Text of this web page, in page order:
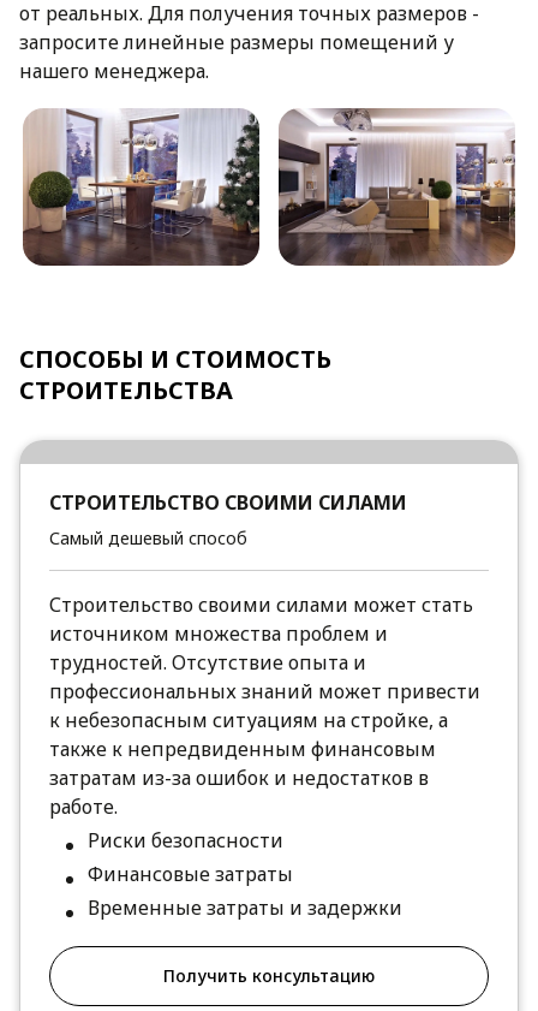
от реальных. Для получения точных размеров -
запросите линейные размеры помещений у
нашего менеджера.
СПОСОБЫ И СТОИМОСТЬ
СТРОИТЕЛЬСТВА
СТРОИТЕЛЬСТВО СВОИМИ СИЛАМИ
Самый дешевый способ
Строительство своими силами может стать
источником множества проблем и
трудностей. Отсутствие опыта и
профессиональных знаний может привести
к небезопасным ситуациям на стройке, а
также к непредвиденным финансовым
затратам из-за ошибок и недостатков в
работе.
Риски безопасности
Финансовые затраты
Временные затраты и задержки
Получить консультацию